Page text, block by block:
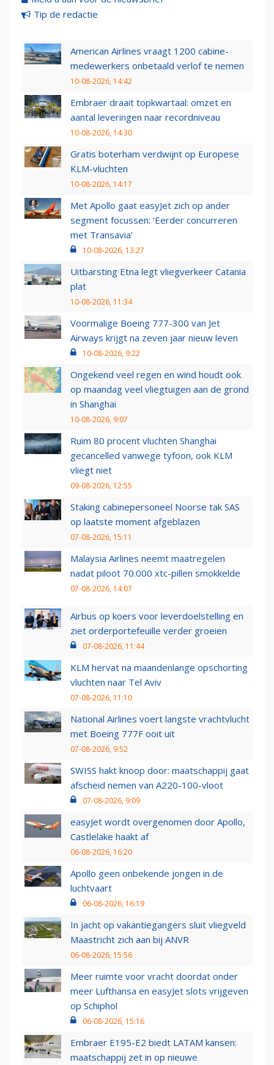
Tip de redactie
American Airlines vraagt 1200 cabine-
medewerkers onbetaald verlof te nemen
10-08-2026, 14:42
Embraer draait topkwartaal: omzet en
aantal leveringen naar recordniveau
10-08-2026, 14:30
Gratis boterham verdwijnt op Europese
KLM-vluchten
10-08-2026, 14:17
Met Apollo gaat easyJet zich op ander
segment focussen: ‘Eerder concurreren
met Transavia’
10-08-2026, 13:27
Uitbarsting Etna legt vliegverkeer Catania
plat
10-08-2026, 11:34
Voormalige Boeing 777-300 van Jet
Airways krijgt na zeven jaar nieuw leven
10-08-2026, 9:22
Ongekend veel regen en wind houdt ook
op maandag veel vliegtuigen aan de grond
in Shanghai
10-08-2026, 9:07
Ruim 80 procent vluchten Shanghai
gecancelled vanwege tyfoon, ook KLM
vliegt niet
09-08-2026, 12:55
Staking cabinepersoneel Noorse tak SAS
op laatste moment afgeblazen
07-08-2026, 15:11
Malaysia Airlines neemt maatregelen
nadat piloot 70.000 xtc-pillen smokkelde
07-08-2026, 14:07
Airbus op koers voor leverdoelstelling en
ziet orderportefeuille verder groeien
07-08-2026, 11:44
KLM hervat na maandenlange opschorting
vluchten naar Tel Aviv
07-08-2026, 11:10
National Airlines voert langste vrachtvlucht
met Boeing 777F ooit uit
07-08-2026, 9:52
SWISS hakt knoop door: maatschappij gaat
afscheid nemen van A220-100-vloot
07-08-2026, 9:09
easyJet wordt overgenomen door Apollo,
Castlelake haakt af
06-08-2026, 16:20
Apollo geen onbekende jongen in de
luchtvaart
06-08-2026, 16:19
In jacht op vakantiegangers sluit vliegveld
Maastricht zich aan bij ANVR
06-08-2026, 15:56
Meer ruimte voor vracht doordat onder
meer Lufthansa en easyJet slots vrijgeven
op Schiphol
06-08-2026, 15:16
Embraer E195-E2 biedt LATAM kansen:
maatschappij zet in op nieuwe